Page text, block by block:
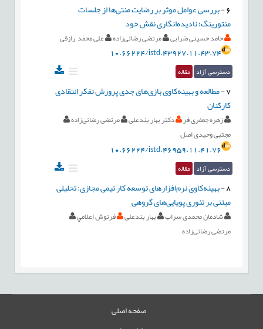
6
-بررسی عوامل موثر بر رضایت منتی‌ها از جلسات
منتورینگ؛ نادیده‌انگاری نقش خود
حامد حسینی ضرابی مرتضی رضائی‌زاده علی محمد رازقی
10.66224/istd.43927.11.43.74
دسترسی آزاد مقاله
7
-مطالعه و بهینه‌کاوی بازی‌های جدی پرورش تفکر انتقادی
کارکنان
زهره جعفری فر دکتر بهار بندعلی
مرتضی رضائی‌زاده
مجتبی وحیدی اصل
10.66224/istd.46959.11.41.76
دسترسی آزاد مقاله
8
-بهینه‌کاوی نرم‌افزار‌های توسعه کار تیمی مجازی: تحلیلی
مبتنی بر تئوری پویایی‌های گروهی
شادمان محمدی سراب بهار بندعلی
فرنوش اعلامي
مرتضی رضائی‌زاده
صفحه اصلی